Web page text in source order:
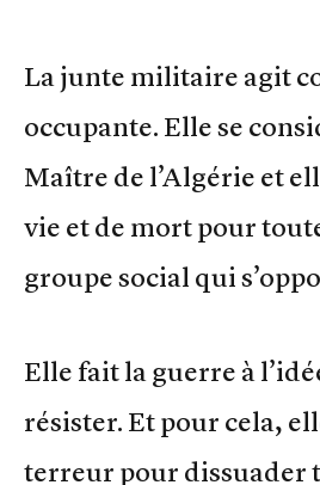
La junte militaire agit
occupante. Elle se
Maître de l’Algérie et
vie et de mort pour
groupe social qui
Elle fait la guerre à
résister. Et pour cela,
terreur pour dissuader